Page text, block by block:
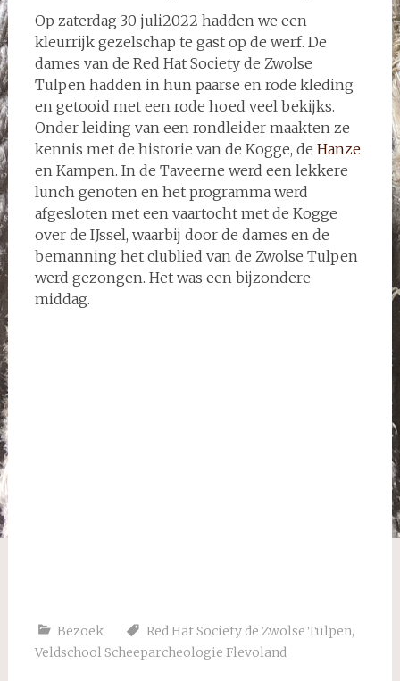
Op zaterdag 30 juli2022 hadden we een
kleurrijk gezelschap te gast op de werf. De
dames van de Red Hat Society de Zwolse
Tulpen hadden in hun paarse en rode kleding
en getooid met een rode hoed veel bekijks.
Onder leiding van een rondleider maakten ze
kennis met de historie van de Kogge, de Hanze
en Kampen. In de Taveerne werd een lekkere
lunch genoten en het programma werd
afgesloten met een vaartocht met de Kogge
over de IJssel, waarbij door de dames en de
bemanning het clublied van de Zwolse Tulpen
werd gezongen. Het was een bijzondere
middag.
Bezoek Red Hat Society de Zwolse Tulpen,
Veldschool Scheeparcheologie Flevoland